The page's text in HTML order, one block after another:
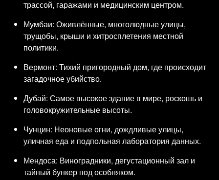
трассой, гаражами и медицинским центром.
Мумбаи: Оживлённые, многолюдные улицы,
трущобы, крыши и хитросплетения местной
политики.
Вермонт: Тихий пригородный дом, где происходит
загадочное убийство.
Дубай: Самое высокое здание в мире, роскошь и
головокружительные высоты.
Чунцин: Неоновые огни, дождливые улицы,
уличная еда и подпольная лаборатория данных.
Мендоса: Виноградники, дегустационный зал и
тайный бункер под особняком.